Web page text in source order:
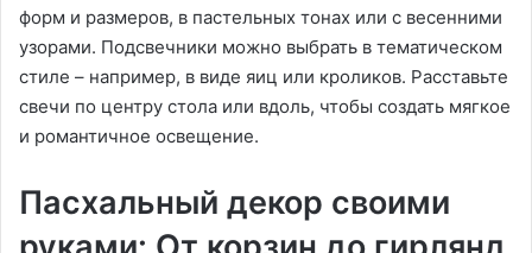
форм и размеров, в пастельных тонах или с весенними
узорами. Подсвечники можно выбрать в тематическом
стиле – например, в виде яиц или кроликов. Расставьте
свечи по центру стола или вдоль, чтобы создать мягкое
и романтичное освещение.
Пасхальный декор своими